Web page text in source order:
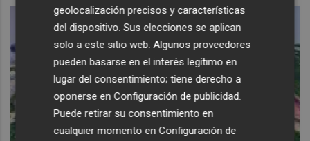
geolocalización precisos y características
del dispositivo. Sus elecciones se aplican
solo a este sitio web. Algunos proveedores
pueden basarse en el interés legítimo en
lugar del consentimiento; tiene derecho a
oponerse enConfiguración de publicidad.
Puede retirar su consentimiento en
cualquier momento enConfiguración de